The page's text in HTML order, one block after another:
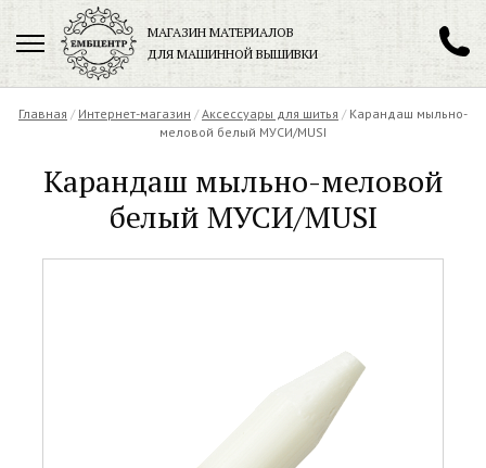
МАГАЗИН МАТЕРИАЛОВ
ДЛЯ МАШИННОЙ ВЫШИВКИ
+7 (901) 271-89-89
Заказать обратный звонок
Главная / Интернет-магазин / Аксессуары для шитья / Карандаш мыльно-
меловой белый МУСИ/MUSI
Карандаш мыльно-меловой
белый МУСИ/MUSI